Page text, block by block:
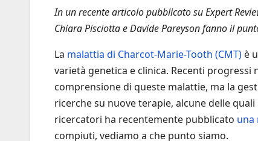
In un recente articolo pubblicato su Expert
Chiara Pisciotta e Davide Pareyson fanno il
La malattia di Charcot-Marie-Tooth (CMT) è
varietà genetica e clinica. Recenti
comprensione di queste malattie, ma la
ricerche su nuove terapie, alcune delle
ricercatori ha recentemente pubblicato una
compiuti, vediamo a che punto siamo.